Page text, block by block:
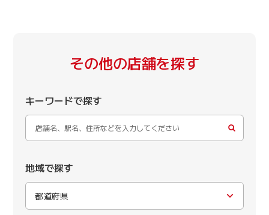
その他の店舗を探す
キーワードで探す
地域で探す
都道府県